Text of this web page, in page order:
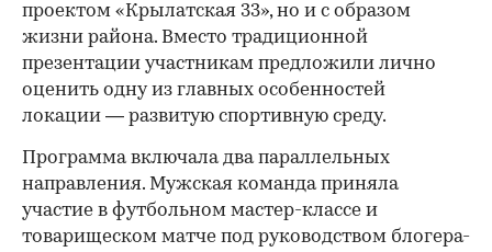
проектом «Крылатская 33», но и с образом
жизни района. Вместо традиционной
презентации участникам предложили лично
оценить одну из главных особенностей
локации — развитую спортивную среду.
Программа включала два параллельных
направления. Мужская команда приняла
участие в футбольном мастер-классе и
товарищеском матче под руководством блогера-